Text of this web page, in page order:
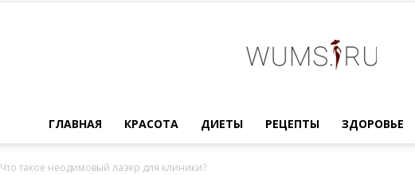
Женский
ГЛАВНАЯ КРАСОТА ДИЕТЫ РЕЦЕПТЫ ЗДОРОВЬЕ
Что такое неодимовый лазер для клиники?